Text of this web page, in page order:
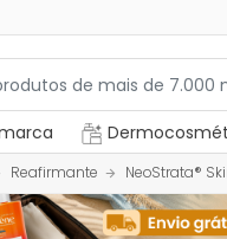
Reafirmante NeoStrata®